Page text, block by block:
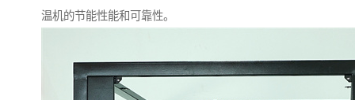
温机的节能性能和可靠性。